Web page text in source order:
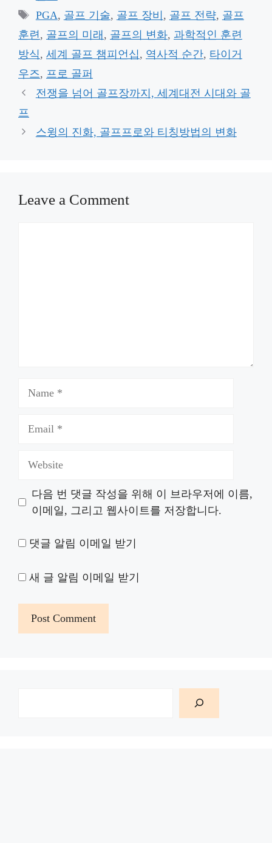
Tags
PGA, 골프 기술, 골프 장비 , 골프 전략, 골프
훈련 , 골프의 미래, 골프의 변화, 과학적인 훈련
방식, 세계 골프 챔피언십 , 역사적 순간, 타이거
우즈, 프로 골퍼
전쟁을 넘어 골프장까지, 세계대전 시대와 골
프
스윙의 진화, 골프프로와 티칭방법의 변화
Leave a Comment
다음 번 댓글 작성을 위해 이 브라우저에 이름,
이메일, 그리고 웹사이트를 저장합니다.
댓글 알림 이메일 받기
새 글 알림 이메일 받기